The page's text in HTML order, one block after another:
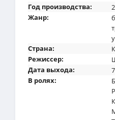
Год производства:
Жанр:
Страна:
Режиссер:
Дата выхода:
В ролях: